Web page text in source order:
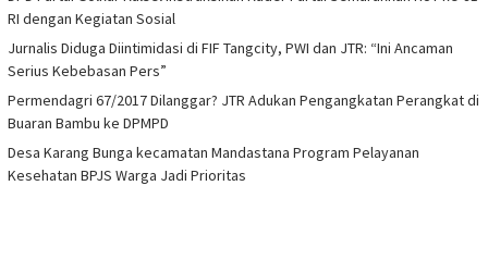
RI dengan Kegiatan Sosial
Jurnalis Diduga Diintimidasi di FIF Tangcity, PWI dan JTR: “Ini Ancaman
Serius Kebebasan Pers”
Permendagri 67/2017 Dilanggar? JTR Adukan Pengangkatan Perangkat di
Buaran Bambu ke DPMPD
Desa Karang Bunga kecamatan Mandastana Program Pelayanan
Kesehatan BPJS Warga Jadi Prioritas